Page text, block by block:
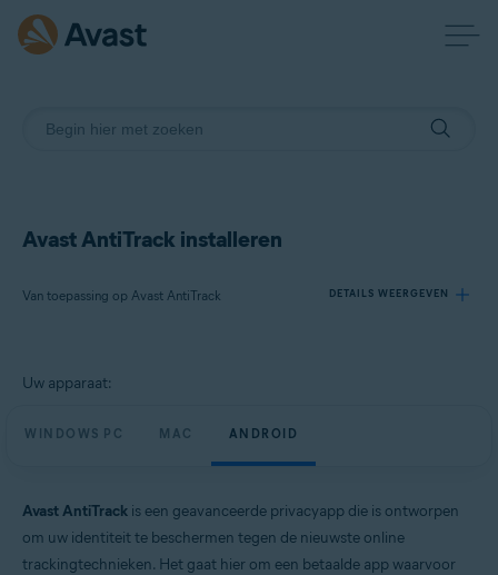
Avast AntiTrack installeren
Van toepassing op Avast AntiTrack DETAILS WEERGEVEN
Producten:
Uw apparaat:
WINDOWS PC MAC ANDROID
Avast AntiTrack is een geavanceerde privacyapp die is ontworpen
om uw identiteit te beschermen tegen de nieuwste online
trackingtechnieken. Het gaat hier om een betaalde app waarvoor